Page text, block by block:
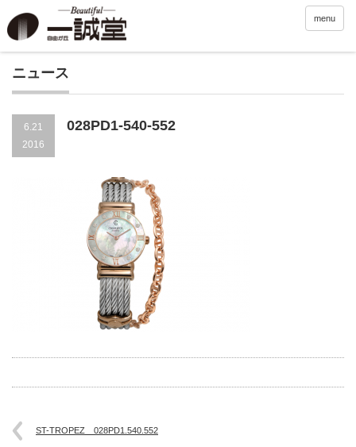
menu
ニュース
6.21
2016
028PD1-540-552
ST-TROPEZ 028PD1.540.552